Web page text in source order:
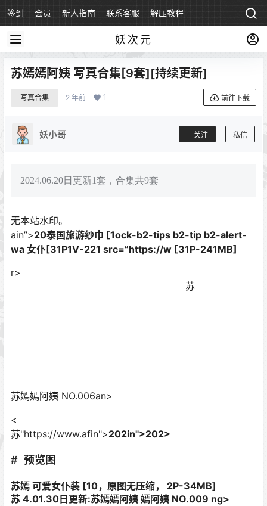
签到 会员 新人指南 联系客服 解压教程
妖次元
苏嫣嫣阿姨 写真合集[9套][持续更新]
写真合集 2 年前 1 前往下载
妖小哥 关注 私信
2024.06.20日更新1套，合集共9套
无本站水印。
ain”>20泰国旅游纱巾 [1ock-b2-tips b2-tip b2-alert-
wa 女仆[31P1V-221 src=”https://w [31P-241MB]
r>
苏
苏嫣嫣阿姨 NO.006an>
<
苏"https://www.afin">202in">202>
预览图
苏嫣 可爱女仆装 [10，原图无压缩， 2P-34MB]
苏 4.01.30日更新:苏嫣嫣阿姨 嫣阿姨 NO.009 ng>